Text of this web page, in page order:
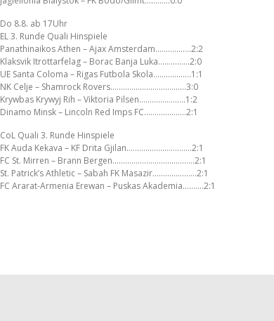
Do 8.8. ab 17Uhr
EL 3. Runde Quali Hinspiele
Panathinaikos Athen – Ajax Amsterdam……………..2:2
Klaksvik Itrottarfelag – Borac Banja Luka……………2:0
UE Santa Coloma – Rigas Futbola Skola………………1:1
NK Celje – Shamrock Rovers………………………………3:0
Krywbas Krywyj Rih – Viktoria Pilsen………………….1:2
Dinamo Minsk – Lincoln Red Imps FC………………..2:1
CoL Quali 3. Runde Hinspiele
FK Auda Kekava – KF Drita Gjilan………………………….2:1
FC St. Mirren – Brann Bergen…………………………………2:1
St. Patrick’s Athletic – Sabah FK Masazir…………………2:1
FC Ararat-Armenia Erewan – Puskas Akademia……….2:1